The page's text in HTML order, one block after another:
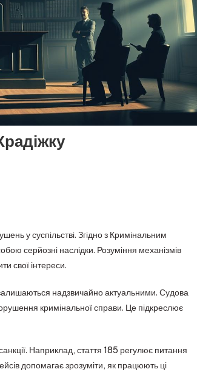
у суспільстві. Згідно з Кримінальним
серйозні наслідки. Розуміння механізмів
свої інтереси.
надзвичайно актуальними. Судова
кримінальної справи. Це підкреслює
Наприклад, стаття 185 регулює питання
допомагає зрозуміти, як працюють ці